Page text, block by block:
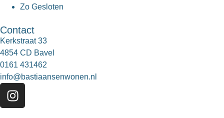
Zo Gesloten
Contact
Kerkstraat 33
4854 CD Bavel
0161 431462
info@bastiaansenwonen.nl